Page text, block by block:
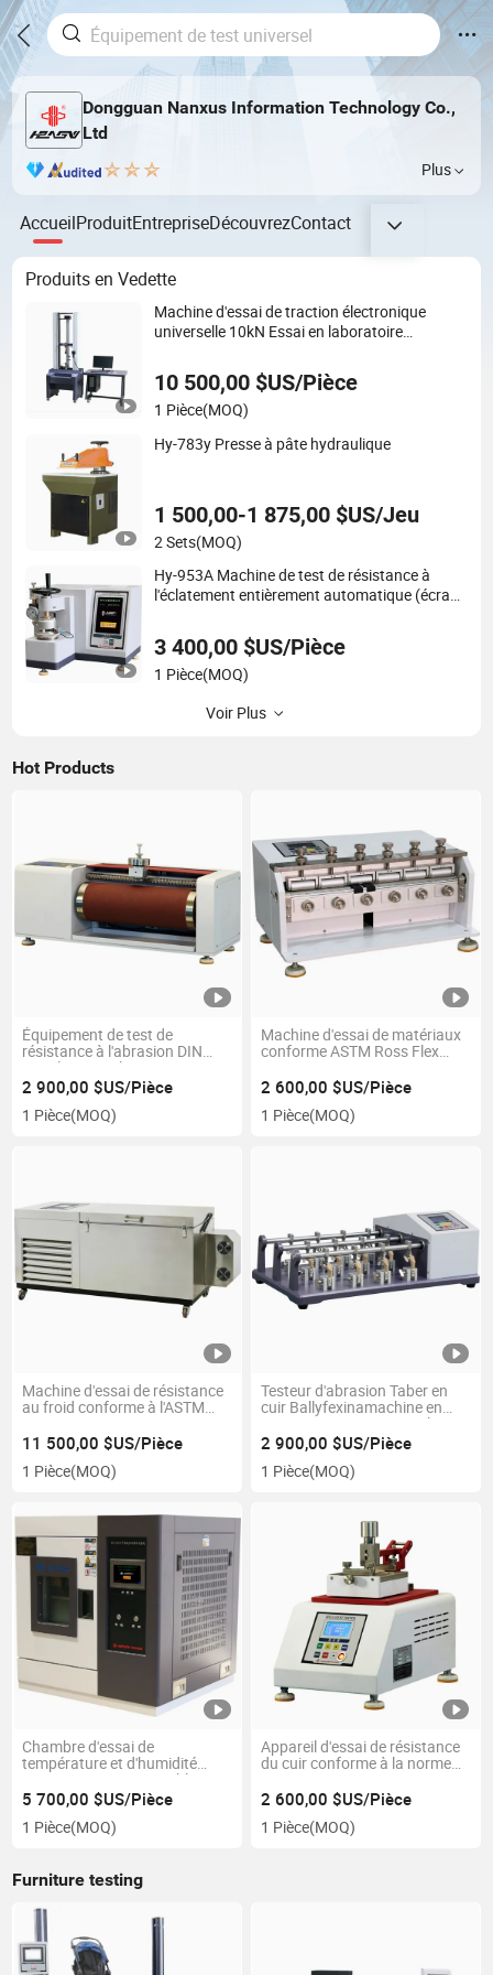
Dongguan Nanxus Information Technology Co.,
Ltd
Plus
AccueilProduitEntrepriseDécouvrezContact
Produits en Vedette
Machine d'essai de traction électronique
universelle 10kN Essai en laboratoire
10 500,00 $US/Pièce
1 Pièce(MOQ)
Hy-783y Presse à pâte hydraulique
1 500,00-1 875,00 $US/Jeu
2 Sets(MOQ)
Hy-953A Machine de test de résistance à
l'éclatement entièrement automatique (écran
3 400,00 $US/Pièce
1 Pièce(MOQ)
Voir Plus
Hot Products
Équipement de test de
résistance à l'abrasion DIN
pour le caoutchouc
2 900,00 $US/Pièce
1 Pièce(MOQ)
Machine d'essai de matériaux
conforme ASTM Ross Flex
2 600,00 $US/Pièce
1 Pièce(MOQ)
Machine d'essai de résistance
au froid conforme à l'ASTM
11 500,00 $US/Pièce
1 Pièce(MOQ)
Testeur d'abrasion Taber en
cuir Ballyfexinamachine en
cuir et en tissu avec machine
d'essai universelle
2 900,00 $US/Pièce
1 Pièce(MOQ)
Chambre d'essai de
température et d'humidité
constante programmable
personnalisée avec un prix
compétitif et de haute qualité
5 700,00 $US/Pièce
1 Pièce(MOQ)
Appareil d'essai de résistance
du cuir conforme à la norme
2 600,00 $US/Pièce
1 Pièce(MOQ)
Furniture testing